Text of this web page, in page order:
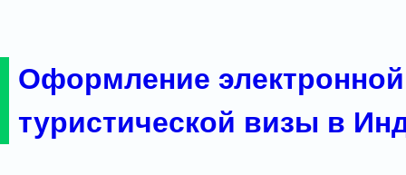
Оформление электронной
туристической визы в